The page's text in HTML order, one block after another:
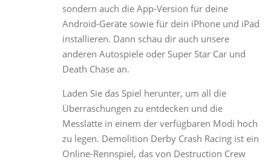
sondern auch die App-Version für deine
Android-Geräte sowie für dein iPhone und iPad
installieren. Dann schau dir auch unsere
anderen Autospiele oder Super Star Car und
Death Chase an.
Laden Sie das Spiel herunter, um all die
Überraschungen zu entdecken und die
Messlatte in einem der verfügbaren Modi hoch
zu legen. Demolition Derby Crash Racing ist ein
Online-Rennspiel, das von Destruction Crew